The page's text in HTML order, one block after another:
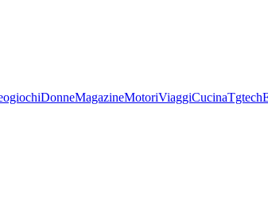
DonneMagazineMotoriViaggiCucinaTgtech